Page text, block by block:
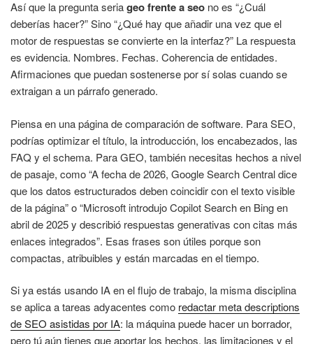
Así que la pregunta seriageo frente a seo no es “¿Cuál
deberías hacer?” Sino “¿Qué hay que añadir una vez que el
motor de respuestas se convierte en la interfaz?” La respuesta
es evidencia. Nombres. Fechas. Coherencia de entidades.
Afirmaciones que puedan sostenerse por sí solas cuando se
extraigan a un párrafo generado.
Piensa en una página de comparación de software. Para SEO,
podrías optimizar el título, la introducción, los encabezados, las
FAQ y el schema. Para GEO, también necesitas hechos a nivel
de pasaje, como “A fecha de 2026, Google Search Central dice
que los datos estructurados deben coincidir con el texto visible
de la página” o “Microsoft introdujo Copilot Search en Bing en
abril de 2025 y describió respuestas generativas con citas más
enlaces integrados”. Esas frases son útiles porque son
compactas, atribuibles y están marcadas en el tiempo.
Si ya estás usando IA en el flujo de trabajo, la misma disciplina
se aplica a tareas adyacentes como redactar meta descriptions
de SEO asistidas por IA: la máquina puede hacer un borrador,
pero tú aún tienes que aportar los hechos, las limitaciones y el